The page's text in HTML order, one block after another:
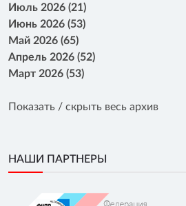
Июль 2026 (21)
Июнь 2026 (53)
Май 2026 (65)
Апрель 2026 (52)
Март 2026 (53)
Показать / скрыть весь архив
НАШИ ПАРТНЕРЫ